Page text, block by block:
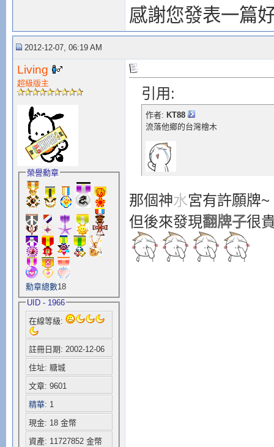
感謝您發表一篇
2012-12-07, 06:19 AM
Living
超級版主
榮譽勳章
勳章總數18
UID - 1966
在線等級:
註冊日期: 2002-12-06
住址: 糖城
文章: 9601
精華: 1
現金: 18 金幣
資產: 11727852 金幣
引用:
作者: KT88
流落他鄉的台灣檜木
那個神水宮有許願牌
但後來發現翻牌子很